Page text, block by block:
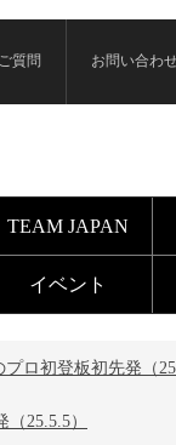
質問 お問い合わ
TEAM JAPAN
イベント
ロ初登板初先発（
25.5.5）